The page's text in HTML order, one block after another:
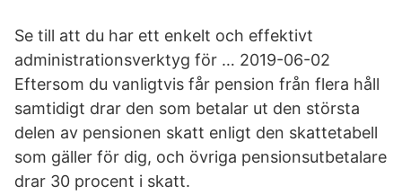
Se till att du har ett enkelt och effektivt
administrationsverktyg för … 2019-06-02
Eftersom du vanligtvis får pension från flera håll
samtidigt drar den som betalar ut den största
delen av pensionen skatt enligt den skattetabell
som gäller för dig, och övriga pensionsutbetalare
drar 30 procent i skatt.